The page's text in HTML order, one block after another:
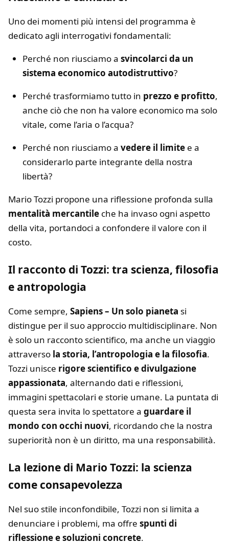
Uno dei momenti più intensi del programma è
dedicato agli interrogativi fondamentali:
Perché non riusciamo a svincolarci da un
sistema economico autodistruttivo?
Perché trasformiamo tutto in prezzo e profitto,
anche ciò che non ha valore economico ma solo
vitale, come l’aria o l’acqua?
Perché non riusciamo a vedere il limite e a
considerarlo parte integrante della nostra
libertà?
Mario Tozzi propone una riflessione profonda sulla
mentalità mercantile che ha invaso ogni aspetto
della vita, portandoci a confondere il valore con il
costo.
Il racconto di Tozzi: tra scienza, filosofia
e antropologia
Come sempre, Sapiens – Un solo pianeta si
distingue per il suo approccio multidisciplinare. Non
è solo un racconto scientifico, ma anche un viaggio
attraverso la storia, l’antropologia e la filosofia.
Tozzi unisce rigore scientifico e divulgazione
appassionata, alternando dati e riflessioni,
immagini spettacolari e storie umane. La puntata di
questa sera invita lo spettatore a guardare il
mondo con occhi nuovi, ricordando che la nostra
superiorità non è un diritto, ma una responsabilità.
La lezione di Mario Tozzi: la scienza
come consapevolezza
Nel suo stile inconfondibile, Tozzi non si limita a
denunciare i problemi, ma offre spunti di
riflessione e soluzioni concrete.